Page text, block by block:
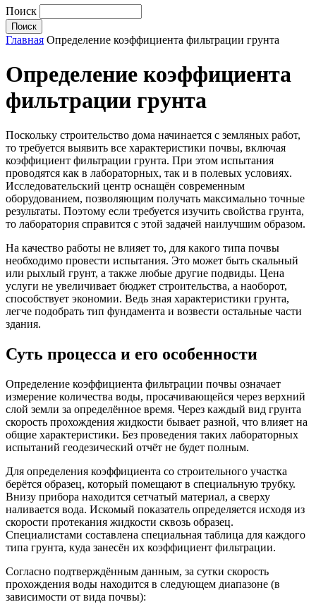
Поиск
Главная Определение коэффициента фильтрации грунта
Определение коэффициента
фильтрации грунта
Поскольку строительство дома начинается с земляных работ,
то требуется выявить все характеристики почвы, включая
коэффициент фильтрации грунта. При этом испытания
проводятся как в лабораторных, так и в полевых условиях.
Исследовательский центр оснащён современным
оборудованием, позволяющим получать максимально точные
результаты. Поэтому если требуется изучить свойства грунта,
то лаборатория справится с этой задачей наилучшим образом.
На качество работы не влияет то, для какого типа почвы
необходимо провести испытания. Это может быть скальный
или рыхлый грунт, а также любые другие подвиды. Цена
услуги не увеличивает бюджет строительства, а наоборот,
способствует экономии. Ведь зная характеристики грунта,
легче подобрать тип фундамента и возвести остальные части
здания.
Суть процесса и его особенности
Определение коэффициента фильтрации почвы означает
измерение количества воды, просачивающейся через верхний
слой земли за определённое время. Через каждый вид грунта
скорость прохождения жидкости бывает разной, что влияет на
общие характеристики. Без проведения таких лабораторных
испытаний геодезический отчёт не будет полным.
Для определения коэффициента со строительного участка
берётся образец, который помещают в специальную трубку.
Внизу прибора находится сетчатый материал, а сверху
наливается вода. Искомый показатель определяется исходя из
скорости протекания жидкости сквозь образец.
Специалистами составлена специальная таблица для каждого
типа грунта, куда занесён их коэффициент фильтрации.
Согласно подтверждённым данным, за сутки скорость
прохождения воды находится в следующем диапазоне (в
зависимости от вида почвы):